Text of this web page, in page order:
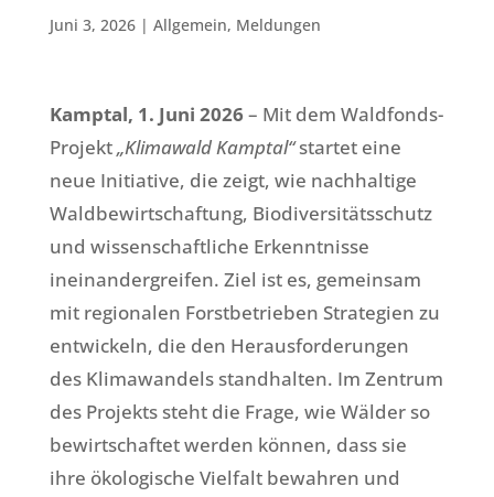
Juni 3, 2026| Allgemein, Meldungen
Kamptal, 1. Juni 2026 – Mit dem Waldfonds-
Projekt„Klimawald Kamptal“startet eine
neue Initiative, die zeigt, wie nachhaltige
Waldbewirtschaftung, Biodiversitätsschutz
und wissenschaftliche Erkenntnisse
ineinandergreifen. Ziel ist es, gemeinsam
mit regionalen Forstbetrieben Strategien zu
entwickeln, die den Herausforderungen
des Klimawandels standhalten. Im Zentrum
des Projekts steht die Frage, wie Wälder so
bewirtschaftet werden können, dass sie
ihre ökologische Vielfalt bewahren und